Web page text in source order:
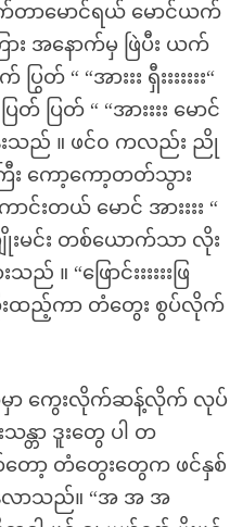
က်တာမောင်ရယ် မောင်ယက်
ား အနောက်မှ ဖြဲပီး ယက်
“ “အားးး ရှီးးးးးးး“
တ် “ “အားးးး မောင်
းသည် ။ ဖင်၀ ကလည်း ညို
း ကော့ကော့တတ်သွား
ောင်းတယ် မောင် အားးးး “
မျိုးမင်း တစ်ယောက်သာ လိုး
“ဖြောင်းးးးးးဖြ
စပ်ထဲ ထိုးထည့်ကာ တံတွေး စွပ်လိုက်
းထဲမှာ ကွေးလိုက်ဆန့်လိုက် လုပ်
သန္တာ ဒူးတွေ ပါ တ
က်တော့ တံတွေးတွေက ဖင်နှစ်
လာသည်။ “အ အ အ